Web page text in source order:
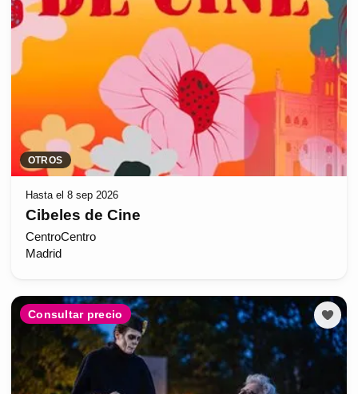
OTROS
Hasta el 8 sep 2026
Cibeles de Cine
CentroCentro
Madrid
Consultar precio